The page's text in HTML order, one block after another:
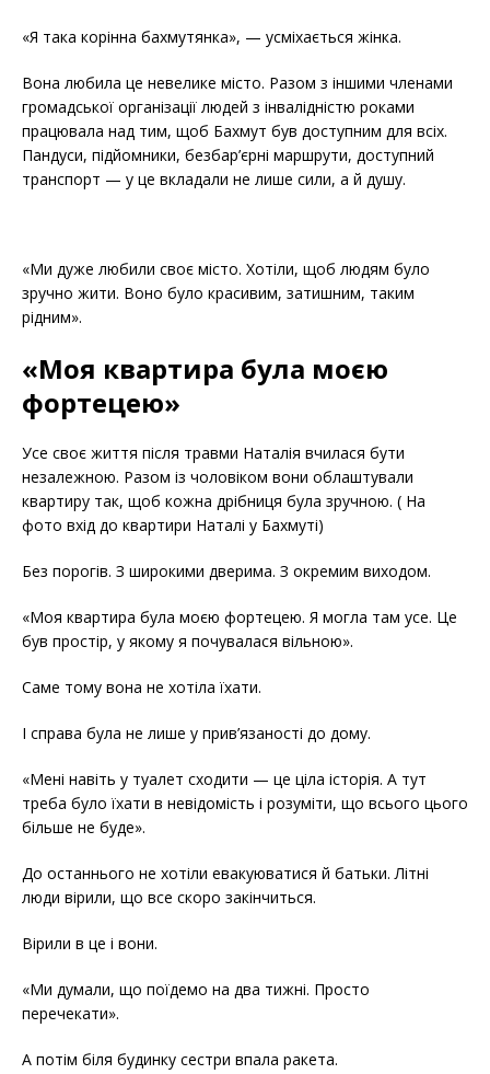
«Я така корінна бахмутянка», — усміхається жінка.
Вона любила це невелике місто. Разом з іншими членами
громадської організації людей з інвалідністю роками
працювала над тим, щоб Бахмут був доступним для всіх.
Пандуси, підйомники, безбар’єрні маршрути, доступний
транспорт — у це вкладали не лише сили, а й душу.
«Ми дуже любили своє місто. Хотіли, щоб людям було
зручно жити. Воно було красивим, затишним, таким
рідним».
«Моя квартира була моєю
фортецею»
Усе своє життя після травми Наталія вчилася бути
незалежною. Разом із чоловіком вони облаштували
квартиру так, щоб кожна дрібниця була зручною. ( На
фото вхід до квартири Наталі у Бахмуті)
Без порогів. З широкими дверима. З окремим виходом.
«Моя квартира була моєю фортецею. Я могла там усе. Це
був простір, у якому я почувалася вільною».
Саме тому вона не хотіла їхати.
І справа була не лише у прив’язаності до дому.
«Мені навіть у туалет сходити — це ціла історія. А тут
треба було їхати в невідомість і розуміти, що всього цього
більше не буде».
До останнього не хотіли евакуюватися й батьки. Літні
люди вірили, що все скоро закінчиться.
Вірили в це і вони.
«Ми думали, що поїдемо на два тижні. Просто
перечекати».
А потім біля будинку сестри впала ракета.